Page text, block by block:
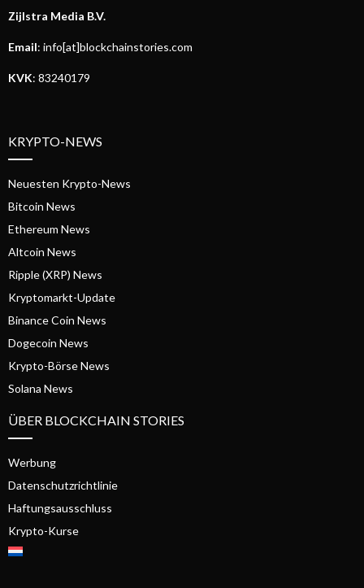
Zijlstra Media B.V.
Email: info[at]blockchainstories.com
KVK: 83240179
KRYPTO-NEWS
Neuesten Krypto-News
Bitcoin News
Ethereum News
Altcoin News
Ripple (XRP) News
Kryptomarkt-Update
Binance Coin News
Dogecoin News
Krypto-Börse News
Solana News
ÜBER BLOCKCHAIN STORIES
Werbung
Datenschutzrichtlinie
Haftungsausschluss
Krypto-Kurse